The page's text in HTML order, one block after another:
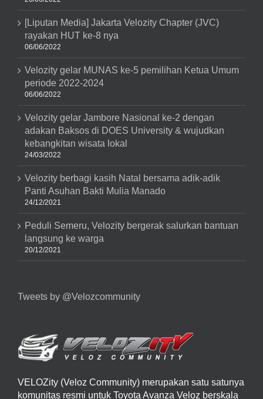
[Liputan Media] Jakarta Velozity Chapter (JVC)
rayakan HUT ke-8 nya
06/06/2022
Velozity gelar MUNAS ke-5 pemilihan Ketua Umum
periode 2022-2024
06/06/2022
Velozity gelar Jambore Nasional ke-2 dengan
adakan Baksos di DOES University & wujudkan
kebangkitan wisata lokal
24/03/2022
Velozity berbagi kasih Natal bersama adik-adik
Panti Asuhan Bakti Mulia Manado
24/12/2021
Peduli Semeru, Velozity bergerak salurkan bantuan
langsung ke warga
20/12/2021
Tweets by @Velozcommunity
VELOZity (Veloz Community) merupakan satu satunya
komunitas resmi untuk Toyota Avanza Veloz berskala